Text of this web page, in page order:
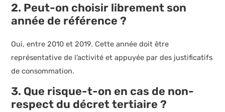
2. Peut-on choisir librement son
année de référence ?
Oui, entre 2010 et 2019. Cette année doit être
représentative de l’activité et appuyée par des justificatifs
de consommation.
3. Que risque-t-on en cas de non-
respect du décret tertiaire ?